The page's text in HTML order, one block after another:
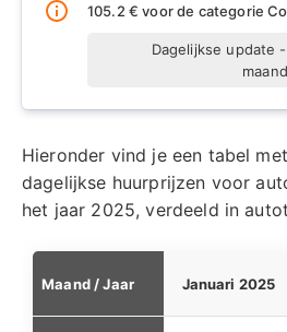
105.2 € voor de categorie
Dagelijkse update
Hieronder vind je een tabel
dagelijkse huurprijzen voor
het jaar 2025, verdeeld in
Maand / Jaar Januari 2025